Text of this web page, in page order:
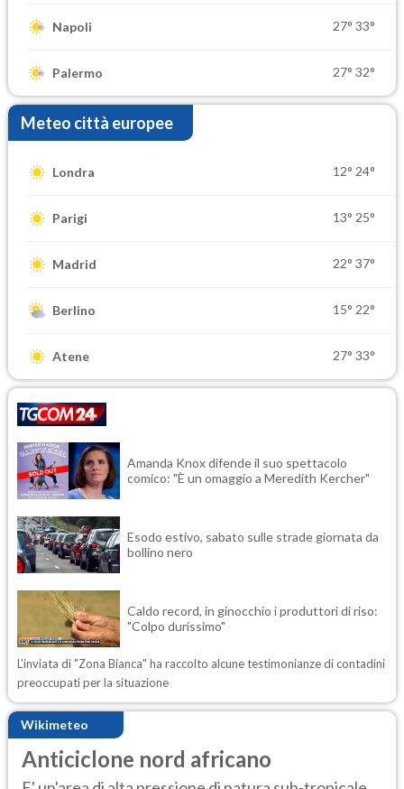
Napoli 27° 33°
Palermo 27° 32°
Meteo città europee
Londra 12° 24°
Parigi 13° 25°
Madrid 22° 37°
Berlino 15° 22°
Atene 27° 33°
Amanda Knox difende il suo spettacolo
comico: "È un omaggio a Meredith Kercher"
Esodo estivo, sabato sulle strade giornata da
bollino nero
Caldo record, in ginocchio i produttori di riso:
"Colpo durissimo"
L’inviata di "Zona Bianca" ha raccolto alcune testimonianze di contadini
preoccupati per la situazione
Wikimeteo
Anticiclone nord africano